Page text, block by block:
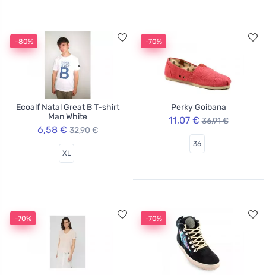
-80%
Ecoalf Natal Great B T-shirt
Man White
6,58 € 32,90 €
XL
-70%
Perky Goibana
11,07 € 36,91 €
36
-70% -70%